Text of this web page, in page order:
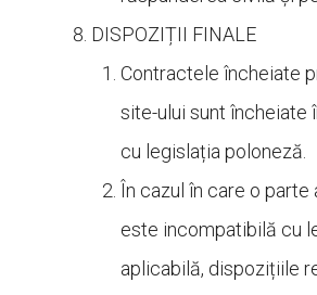
DISPOZIȚII FINALE
Contractele încheiate
site-ului sunt încheiate
cu legislația poloneză.
În cazul în care o parte
este incompatibilă cu
aplicabilă, dispozițiile